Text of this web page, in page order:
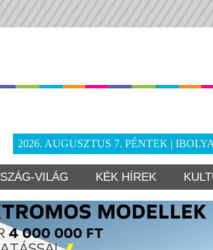
2026. AUGUSZTUS 7. PÉNTEK | IBOLYA
VILÁG KÉK HÍREK